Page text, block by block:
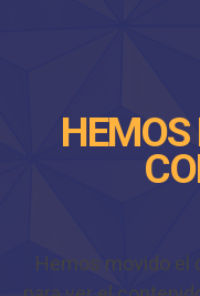
HEMOS
Hemos movido el